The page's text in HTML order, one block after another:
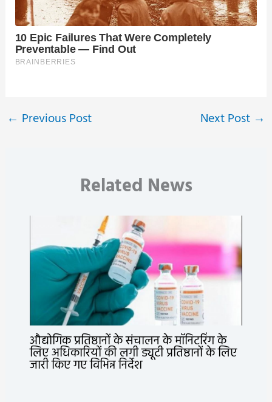
← Previous Post Next Post →
Related News
औद्योगिक प्रतिष्ठानों के संचालन के मॉनिटरिंग के
लिए अधिकारियों की लगी ड्यूटी प्रतिष्ठानों के लिए
जारी किए गए विभिन्न निर्देश